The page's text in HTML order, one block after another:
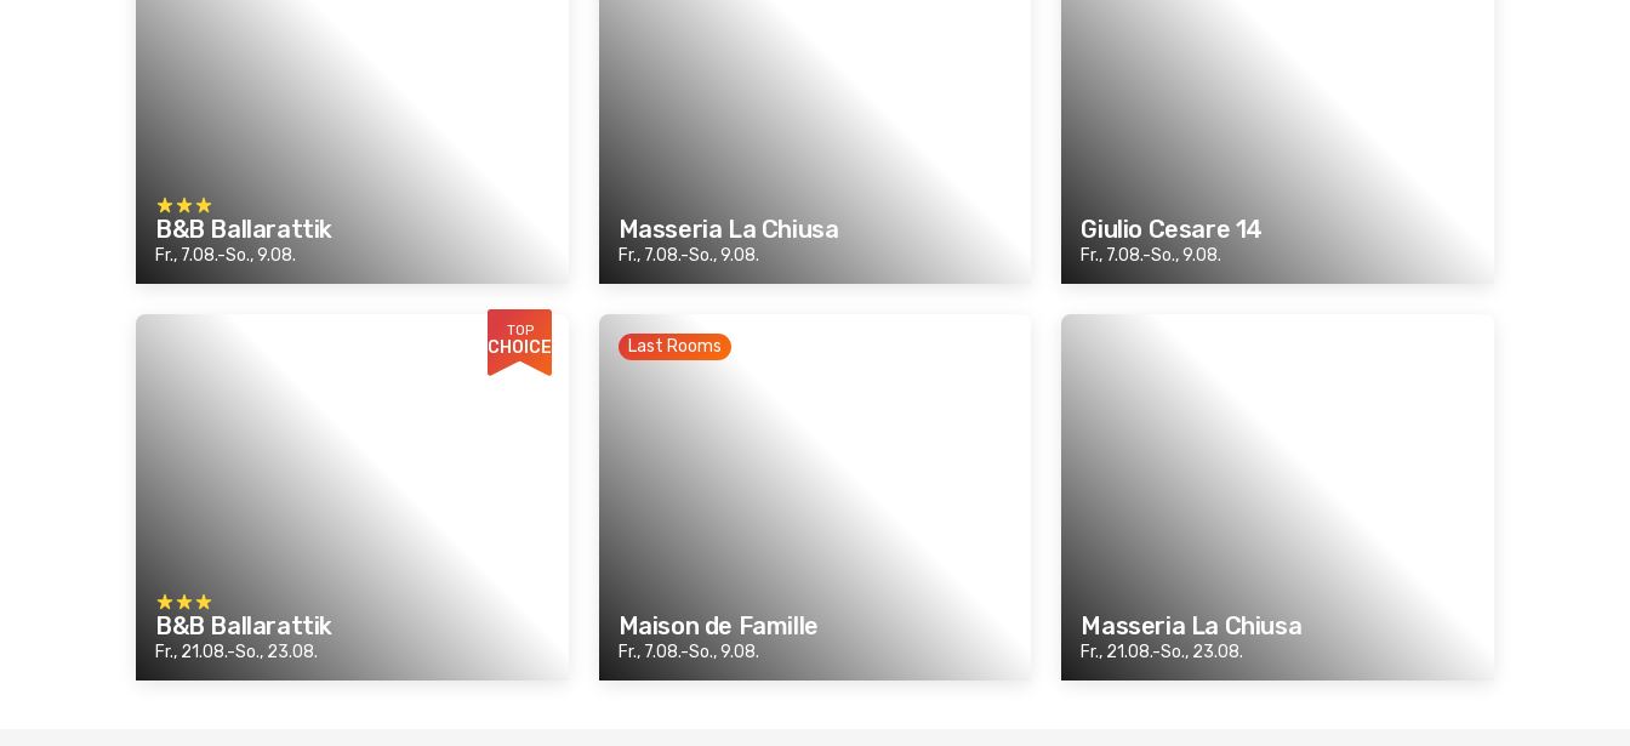
B&B Ballarattik
Fr., 7.08.-So., 9.08.
Masseria La Chiusa
Fr., 7.08.-So., 9.08.
Giulio Cesare 14
Fr., 7.08.-So., 9.08.
TOP
CHOICE
B&B Ballarattik
Fr., 21.08.-So., 23.08.
Last Rooms
Maison de Famille
Fr., 7.08.-So., 9.08.
Masseria La Chiusa
Fr., 21.08.-So., 23.08.